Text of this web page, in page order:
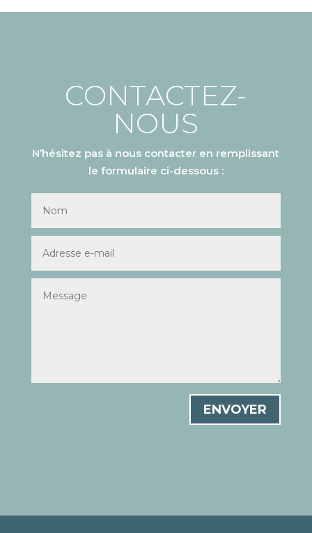
CONTACTEZ-
NOUS
N’hésitez pas à nous contacter en remplissant
le formulaire ci-dessous :
ENVOYER